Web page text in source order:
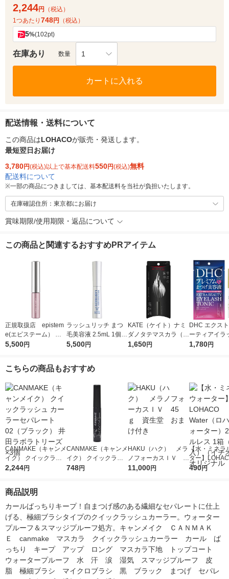
2,244円
（税込）
1つあたり 748円 （税込）
5%(102pt)
在庫あり 数量 1
カートに入れる
配送情報・送料について
この商品はLOHACOが販売・発送します。
最短翌日お届け
3,780円(税込)以上で基本配送料550円(税込)無料
配送料について
※一部の商品につきましては、基本配送料を当社が負担いたします。
在庫確認住所：東京都にお届け
賞味期限/使用期限・返品について
この商品と関連するおすすめPRアイテム
正規取扱店 epistem
e(エピステーム） パ
ワライズラッシュセラ
5,500円
ラッシュリッチ まつ
毛美容液 2.5mL 1個
ロート製薬
5,500円
KATE（ケイト）ナミ
ダノタテマスカラ（ロ
ング）ＢＫー1Kaneb
1,650円
DHC エクス
ーティアイラ
ニック まつ毛
1,780円
こちらの商品もおすすめ
CANMAKE（キャンメ
イク） クイックラッ
シュ カーラーセパレ
3個
2,244円
CANMAKE（キャンメ
イク） クイックラッ
シュ カーラーセパレ
748円
HAKU（ハク） メラ
ノフォーカスＩＶ 4
5ｇ 資生堂 おまけ
11,000円
【水・ミネラ
ター】
r（ロハコウ
490円
商品説明
カールばっちりキープ！自まつげ感のある繊細なセパレートに仕上
げる、極細ブラシタイプのクイックラッシュカーラー。ウォーター
プルーフ＆スマッジプルーフ処方。キャンメイク　ＣＡＮＭＡＫ
Ｅ　canmake　マスカラ　クイックラッシュカーラー　カール　ば
っちり　キープ　アップ　ロング　マスカラ下地　トップコート
ウォータープルーフ　水　汗　涙　湿気　スマッジプルーフ　皮
脂　極細ブラシ　マイクロブラシ　黒　ブラック　まつげ　セパレ